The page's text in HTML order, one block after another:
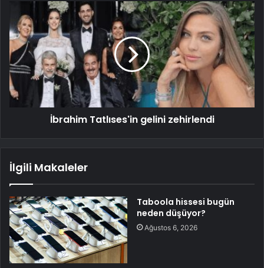
İbrahim Tatlıses'in gelini zehirlendi
İlgili Makaleler
Taboola hissesi bugün
neden düşüyor?
Ağustos 6, 2026